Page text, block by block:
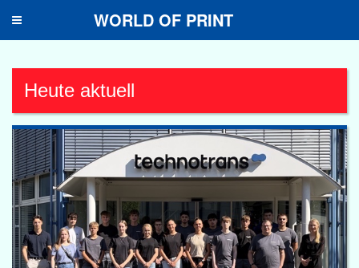
Toggle
WORLD OF PRINT
Heute aktuell